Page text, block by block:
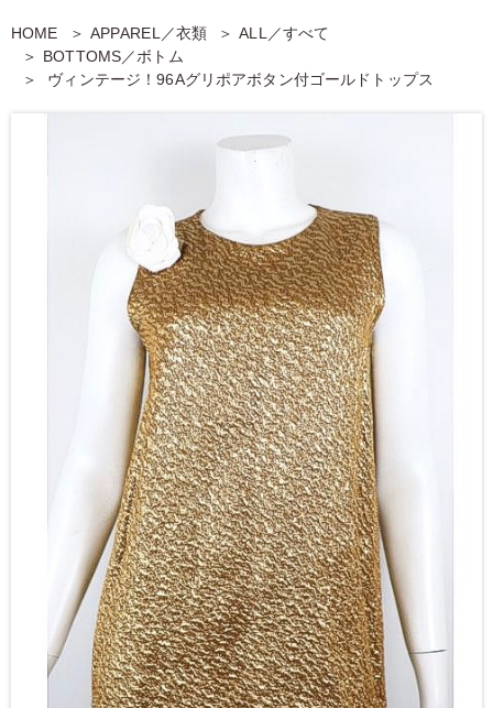
HOME APPAREL／衣類
ALL／すべて
BOTTOMS／ボトム
ヴィンテージ！96Aグリポアボタン付ゴールドトップス